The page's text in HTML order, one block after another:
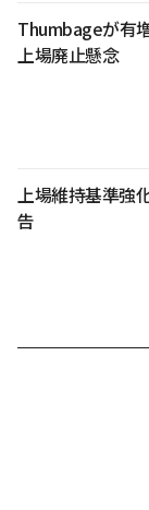
Thumbageが有
上場廃止懸念
上場維持基準強
告